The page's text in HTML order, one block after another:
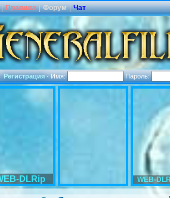
| Правила | Форум | Чат
Регистрация·Имя: Пароль:
DLRip WEB-